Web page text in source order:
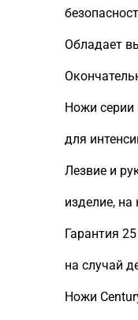
Обладает
Ножи серии
для
Лезвие и
изделие, на
Гарантия
на случай
Ножи